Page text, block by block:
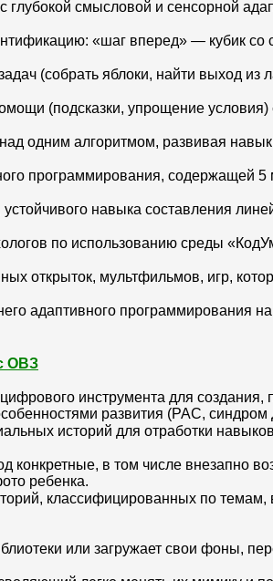
смысловой и сенсорной
«шаг вперед» — кубик
(собрать яблоки, найти выход из
(подсказки, упрощение
одним алгоритмом, развивая
программирования, содержащей
навыка составления
по использованию среды
открыток, мультфильмов, игр,
адаптивного программирования
ОВЗ
инструмента для
развития (РАС,
историй для отработки
в том числе внезапно
ребенка.
классифицированных по темам,
или загружает свои фоны,